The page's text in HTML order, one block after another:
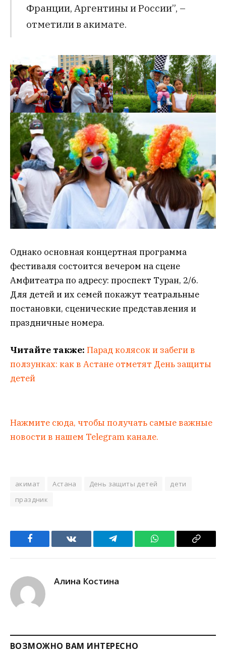
Франции, Аргентины и России”, –
отметили в акимате.
Однако основная концертная программа
фестиваля состоится вечером на сцене
Амфитеатра по адресу: проспект Туран, 2/6.
Для детей и их семей покажут театральные
постановки, сценические представления и
праздничные номера.
Читайте также: Парад колясок и забеги в
ползунках: как в Астане отметят День защиты
детей
Нажмите сюда, чтобы получать самые важные
новости в нашем Telegram канале.
акимат Астана День защиты детей
дети
праздник
Facebook VKontakteTelegram WhatsApp Copy
Алина Костина
ВОЗМОЖНО ВАМ ИНТЕРЕСНО